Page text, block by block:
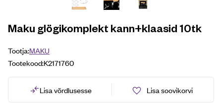
Maku glögikomplekt kann+klaasid 10tk
Tootja:MAKU
Tootekood:K2171760
Lisa võrdlusesse Lisa soovikorvi